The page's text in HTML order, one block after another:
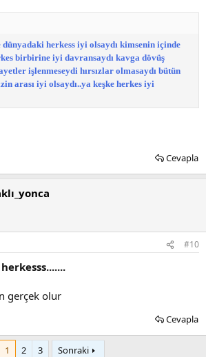
herkess iyi olsaydı kimsenin içinde
birbirine iyi davransaydı kavga dövüş
işlenmeseydi hırsızlar olmasaydı bütün
arası iyi olsaydı..ya keşke herkes iyi
Cevapla
#10
gerçek olur
Cevapla
1 2 3 Sonraki